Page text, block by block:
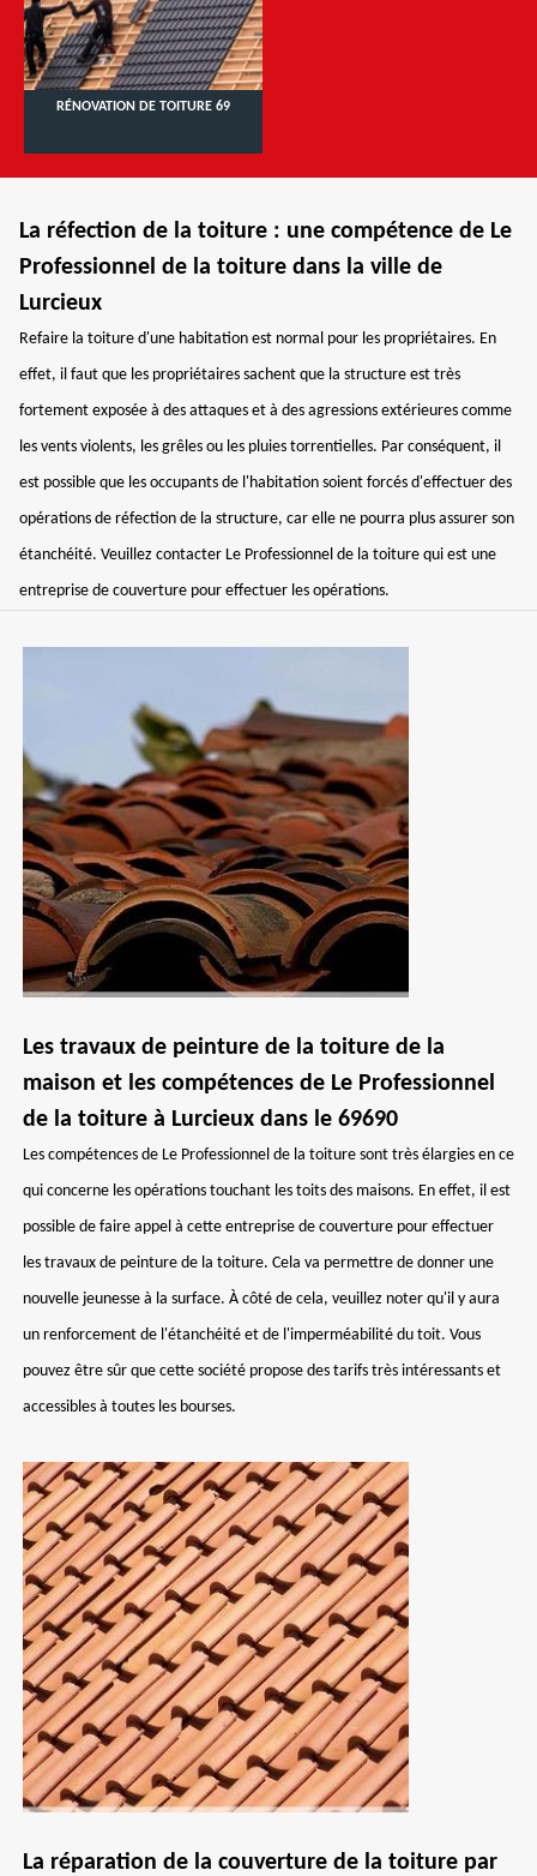
RÉNOVATION DE TOITURE 69
La réfection de la toiture : une compétence de Le
Professionnel de la toiture dans la ville de
Lurcieux
Refaire la toiture d'une habitation est normal pour les propriétaires. En
effet, il faut que les propriétaires sachent que la structure est très
fortement exposée à des attaques et à des agressions extérieures comme
les vents violents, les grêles ou les pluies torrentielles. Par conséquent, il
est possible que les occupants de l'habitation soient forcés d'effectuer des
opérations de réfection de la structure, car elle ne pourra plus assurer son
étanchéité. Veuillez contacter Le Professionnel de la toiture qui est une
entreprise de couverture pour effectuer les opérations.
Les travaux de peinture de la toiture de la
maison et les compétences de Le Professionnel
de la toiture à Lurcieux dans le 69690
Les compétences de Le Professionnel de la toiture sont très élargies en ce
qui concerne les opérations touchant les toits des maisons. En effet, il est
possible de faire appel à cette entreprise de couverture pour effectuer
les travaux de peinture de la toiture. Cela va permettre de donner une
nouvelle jeunesse à la surface. À côté de cela, veuillez noter qu'il y aura
un renforcement de l'étanchéité et de l'imperméabilité du toit. Vous
pouvez être sûr que cette société propose des tarifs très intéressants et
accessibles à toutes les bourses.
La réparation de la couverture de la toiture par